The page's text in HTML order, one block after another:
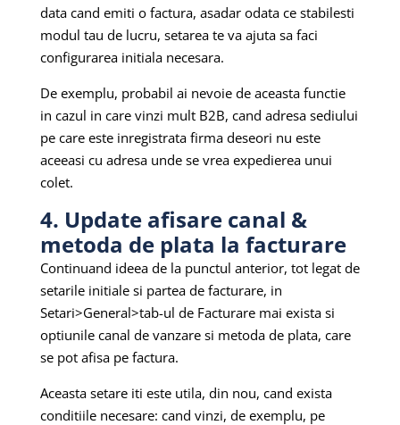
data cand emiti o factura, asadar odata ce stabilesti
modul tau de lucru, setarea te va ajuta sa faci
configurarea initiala necesara.
De exemplu, probabil ai nevoie de aceasta functie
in cazul in care vinzi mult B2B, cand adresa sediului
pe care este inregistrata firma deseori nu este
aceeasi cu adresa unde se vrea expedierea unui
colet.
4. Update afisare canal &
metoda de plata la facturare
Continuand ideea de la punctul anterior, tot legat de
setarile initiale si partea de facturare, in
Setari>General>tab-ul de Facturare mai exista si
optiunile canal de vanzare si metoda de plata, care
se pot afisa pe factura.
Aceasta setare iti este utila, din nou, cand exista
conditiile necesare: cand vinzi, de exemplu, pe